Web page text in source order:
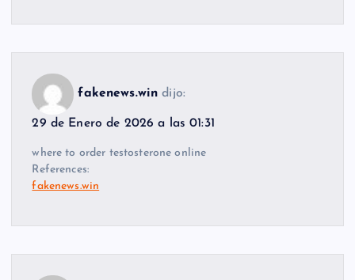
fakenews.win dijo:
29 de Enero de 2026 a las 01:31
where to order testosterone online
References:
fakenews.win